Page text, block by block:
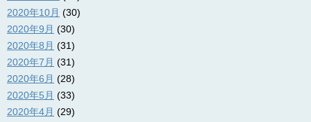
2020年10月 (30)
2020年9月 (30)
2020年8月 (31)
2020年7月 (31)
2020年6月 (28)
2020年5月 (33)
2020年4月 (29)